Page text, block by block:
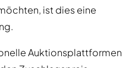
ist dies eine
Auktionsplattformen